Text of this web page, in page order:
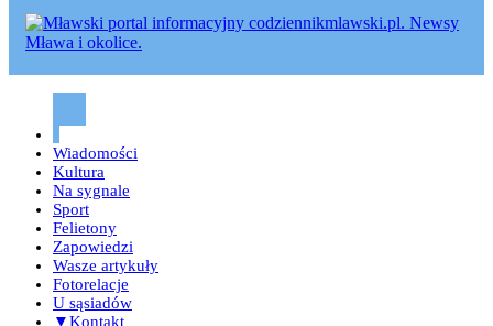
Codziennik mławski – Mława
Wiadomości
Kultura
Na sygnale
Sport
Felietony
Zapowiedzi
Wasze artykuły
Fotorelacje
U sąsiadów
▼Kontakt